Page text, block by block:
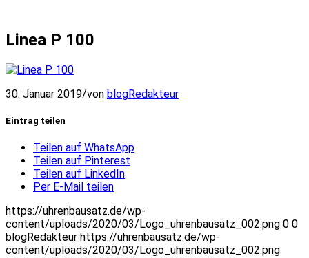
Linea P 100
30. Januar 2019/von blogRedakteur
Eintrag teilen
Teilen auf WhatsApp
Teilen auf Pinterest
Teilen auf LinkedIn
Per E-Mail teilen
https://uhrenbausatz.de/wp-
content/uploads/2020/03/Logo_uhrenbausatz_002.png 0 0
blogRedakteur https://uhrenbausatz.de/wp-
content/uploads/2020/03/Logo_uhrenbausatz_002.png